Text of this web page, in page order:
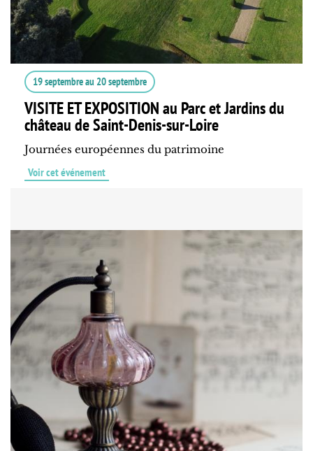
19 septembreau 20 septembre
VISITE ET EXPOSITION au Parc et Jardins du
château de Saint-Denis-sur-Loire
Journées européennes du patrimoine
Voir cet événement